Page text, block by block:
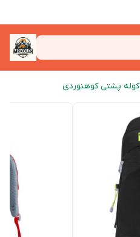
کوله پشتی کوهنوردی